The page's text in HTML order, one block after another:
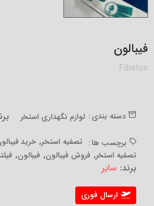
فیبالون
Fibalon
دسته بندی : لوازم نگهداری استخر
برچسب ها : تصفیه استخر, خرید
تصفیه استخر, فروش فیبالون, فیبالون,
برند: سایر
ارسال فوری